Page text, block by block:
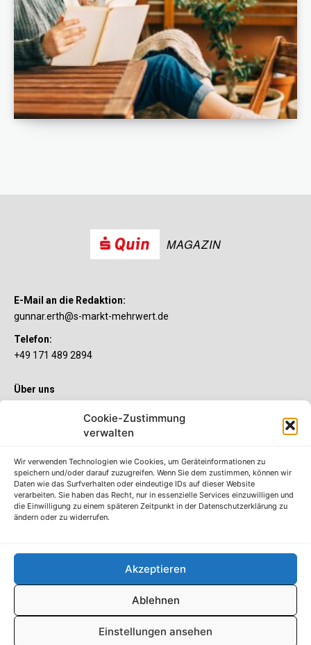
Cookie-Zustimmung
verwalten
Wir verwenden Technologien wie Cookies, um Geräteinformationen zu
speichern und/oder darauf zuzugreifen. Wenn Sie dem zustimmen, können wir
Daten wie das Surfverhalten oder eindeutige IDs auf dieser Website
verarbeiten. Sie haben das Recht, nur in essenzielle Services einzuwilligen und
die Einwilligung zu einem späteren Zeitpunkt in der Datenschutzerklärung zu
ändern oder zu widerrufen.
Akzeptieren
Ablehnen
Einstellungen ansehen
MAGAZIN
E-Mail an die Redaktion:
gunnar.erth@s-markt-mehrwert.de
Telefon:
+49 171 489 2894
Über uns
Sie wollen mehr als ein gewöhnliches Girokonto? Dann ist unser
S-Quin Konto genau das Richtige für Sie. Die beiden
etliche Inklusivleistungen. Im S-Quin Magazin erfahren Sie
immer, was es Neues gibt.
Die S-Quin Kontomodelle
Erklärung zur Barrierefreiheit
© S-Markt & Mehrwert & Sparkasse Neuss, 2022-25